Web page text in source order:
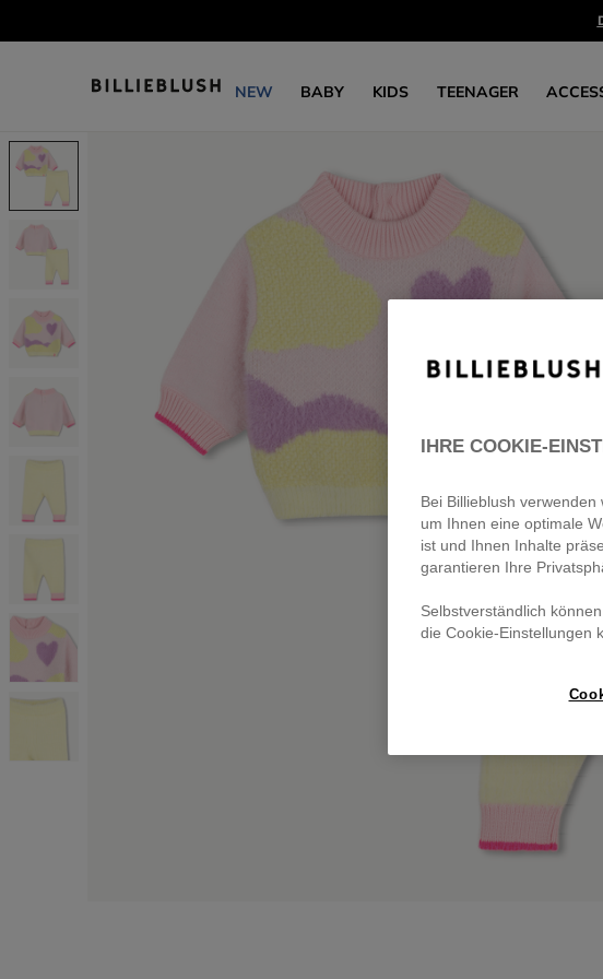
NEW BABY KIDS TEENAGER
IHRE COOKIE-
Bei Billieblush
um Ihnen eine optimale
ist und Ihnen Inhalte
garantieren Ihre
Selbstverständlich
die Cookie-Einstellungen